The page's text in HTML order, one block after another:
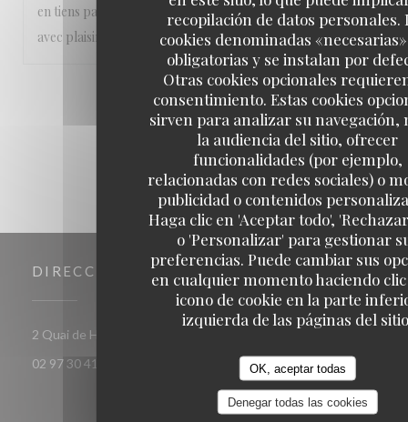
recopilación de datos personales.
cookies denominadas
obligatorias y se instalan por
Otras cookies opcionales
consentimiento. Estas cookies
sirven para analizar su navegación,
la audiencia del sitio, ofrecer
funcionalidades (por ejemplo,
relacionadas con redes sociales) o
publicidad o contenidos
Haga clic en 'Aceptar todo',
o 'Personalizar' para gestionar
preferencias. Puede cambiar sus
en cualquier momento haciendo
icono de cookie en la parte
izquierda de las páginas del
OK, aceptar todas
Denegar todas las cookies
en tiens pas rigueur, l'année prochaine, on y retournera
avec plaisir et envie!!!
1 2 3
DIRECCIÓN
2 Quai de Houat 56170 Quiberon
((abre en una nueva ventana))
02 97 30 41 86